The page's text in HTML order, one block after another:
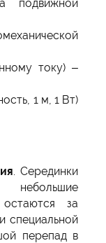
подвижной
току) –
1 м, 1 Вт)
. Серединки
небольшие
за
специальной
перепад в